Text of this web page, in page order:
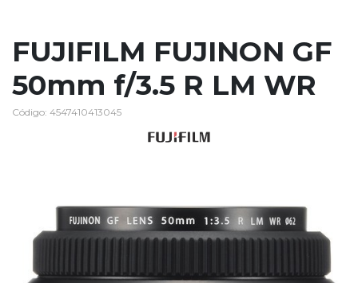
FUJIFILM FUJINON GF
50mm f/3.5 R LM WR
Código: 4547410413045